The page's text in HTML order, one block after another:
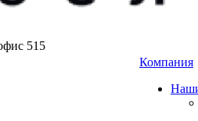
515
Компания